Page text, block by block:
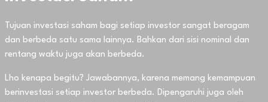
Tujuan investasi saham bagi setiap investor sangat beragam
dan berbeda satu sama lainnya. Bahkan dari sisi nominal dan
rentang waktu juga akan berbeda.
Lho kenapa begitu? Jawabannya, karena memang kemampuan
berinvestasi setiap investor berbeda. Dipengaruhi juga oleh